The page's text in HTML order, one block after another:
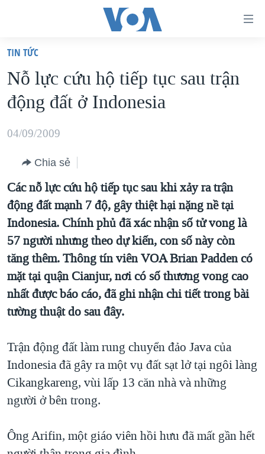
truy
cập
Tới
dung
chính
điều
hướng
chính
Đi
tới
"Tìm"
VIỆT NAM
HOA KỲ
BIỂN ĐÔNG
BLOG
DIỄN ĐÀN
MỤC
TỰ DO BÁO CHÍ
VẠCH TRẦN TIN GIẢ
NGƯỜI VIỆT HẢI NGOẠI
ĐỜI SỐNG
KINH TẾ
KHOA HỌC
SỨC KHOẺ
VĂN HOÁ
THỂ THAO
CHUYÊN ĐỀ
CHIẾN TRANH THƯƠNG MẠI CỦA MỸ: QUÁ KHỨ VÀ HIỆN
TẠI
HÀNH TRÌNH BẦU CỬ 2024
MỘT NĂM CHIẾN TRANH TẠI DẢI GAZA
NGÀY TỊ NẠN THẾ GIỚI
TRỊNH VĨNH BÌNH - NGƯỜI HẠ 'BÊN THẮNG CUỘC'
GROUND ZERO – XƯA VÀ NAY
CÁC GIÁ TRỊ CỘNG HÒA Ở VIỆT NAM
HỌC TIẾNG ANH
VIDEO
NGHE
Ngôn ngữ khác
TIN TỨC
Nỗ lực cứu hộ tiếp tục sau trận
động đất ở Indonesia
04/09/2009
Chia sẻ
Các nỗ lực cứu hộ tiếp tục sau khi xảy ra trận
động đất mạnh 7 độ, gây thiệt hại nặng nề tại
Indonesia. Chính phủ đã xác nhận số tử vong là
57 người nhưng theo dự kiến, con số này còn
tăng thêm. Thông tín viên VOA Brian Padden có
mặt tại quận Cianjur, nơi có số thương vong cao
nhất được báo cáo, đã ghi nhận chi tiết trong bài
tường thuật do sau đây.
Trận động đất làm rung chuyển đảo Java của
Indonesia đã gây ra một vụ đất sạt lở tại ngôi làng
Cikangkareng, vùi lấp 13 căn nhà và những
người ở bên trong.
Ông Arifin, một giáo viên hồi hưu đã mất gần hết